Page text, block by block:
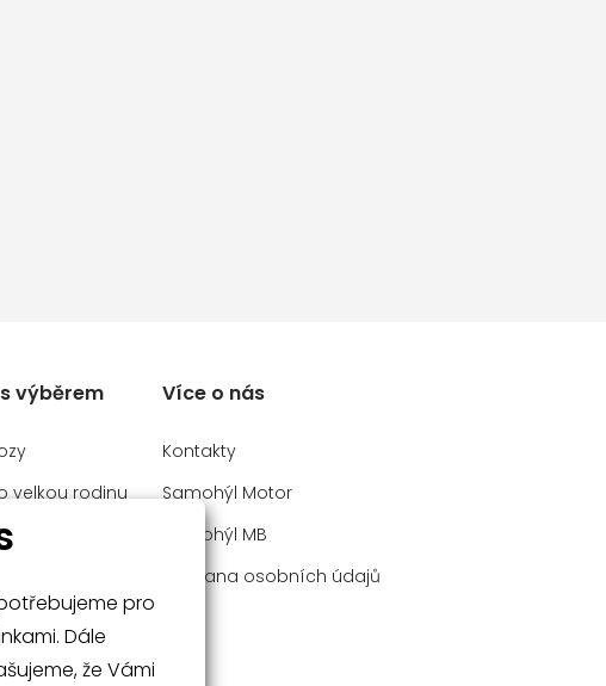
výběrem
velkou rodinu
vozy
a SUV
Více o nás
Kontakty
Samohýl Motor
Samohýl MB
Ochrana osobních údajů
pro
Dále
že Vámi